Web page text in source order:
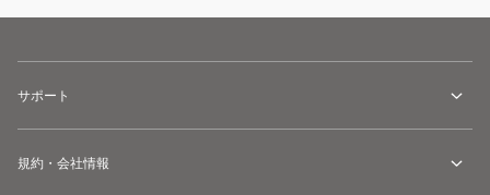
サポート
規約・会社情報